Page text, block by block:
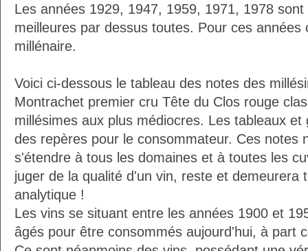
Les années 1929, 1947, 1959, 1971, 1978
meilleures par dessus toutes. Pour ces années
millénaire.
Voici ci-dessous le tableau des notes des
Montrachet premier cru Tête du Clos rouge
millésimes aux plus médiocres. Les tableaux
des repères pour le consommateur. Ces notes
s'étendre à tous les domaines et à toutes les
juger de la qualité d'un vin, reste et demeurera
analytique !
Les vins se situant entre les années 1900 et
âgés pour être consommés aujourd'hui, à part